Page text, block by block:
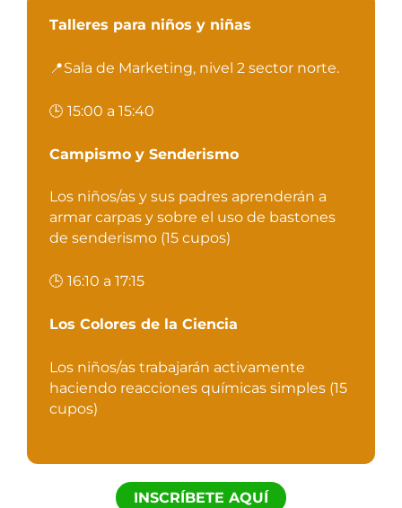
Talleres para niños y niñas
📍Sala de Marketing, nivel 2 sector norte.
🕒 15:00 a 15:40
Campismo y Senderismo
Los niños/as y sus padres aprenderán a
armar carpas y sobre el uso de bastones
de senderismo (15 cupos)
🕒 16:10 a 17:15
Los Colores de la Ciencia
Los niños/as trabajarán activamente
haciendo reacciones químicas simples (15
cupos)
INSCRÍBETE AQUÍ